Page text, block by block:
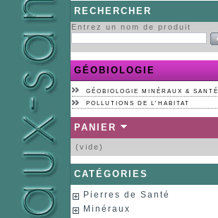
RECHERCHER
Entrez un nom de produit
GÉOBIOLOGIE
GÉOBIOLOGIE MINÉRAUX & SANTÉ
POLLUTIONS DE L'HABITAT
PANIER
(vide)
CATÉGORIES
Pierres de Santé
Minéraux